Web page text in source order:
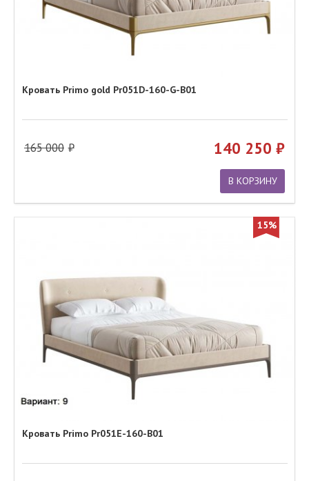
Кровать Primo gold Pr051D-160-G-B01
165 000 140 250
В КОРЗИНУ
15%
Кровать Primo Pr051E-160-B01